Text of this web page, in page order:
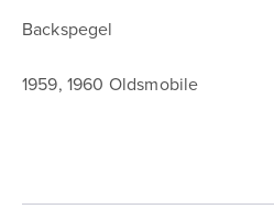
Backspegel
1959, 1960 Oldsmobile